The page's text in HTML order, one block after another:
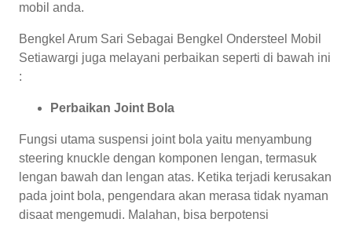
mobil anda.
Bengkel Arum Sari Sebagai Bengkel Ondersteel Mobil
Setiawargi juga melayani perbaikan seperti di bawah ini
:
Perbaikan Joint Bola
Fungsi utama suspensi joint bola yaitu menyambung
steering knuckle dengan komponen lengan, termasuk
lengan bawah dan lengan atas. Ketika terjadi kerusakan
pada joint bola, pengendara akan merasa tidak nyaman
disaat mengemudi. Malahan, bisa berpotensi